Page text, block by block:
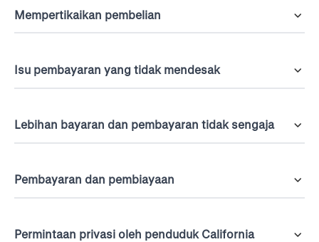
Mempertikaikan pembelian
Isu pembayaran yang tidak mendesak
Lebihan bayaran dan pembayaran tidak sengaja
Pembayaran dan pembiayaan
Permintaan privasi oleh penduduk California